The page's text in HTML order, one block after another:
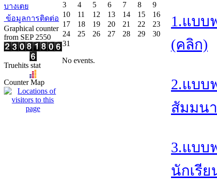
บางเตย
ข้อมูลการติดต่อ
Graphical counter
from SEP 2550
Truehits stat
Counter Map
3
4 5 6 7 8
9
10
11 12 13 14 15
16
17
18 19 20 21 22
23
24
25 26 27 28 29
30
31
No events.
1.แบบ
(คลิก)
2.แบบ
สัมมน
3.แบบ
นักเรี